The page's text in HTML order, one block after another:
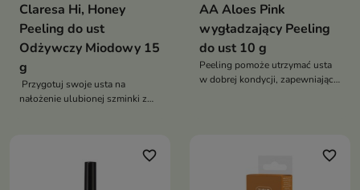
Claresa Hi, Honey
Peeling do ust
Odżywczy Miodowy 15
g
Przygotuj swoje usta na
nałożenie ulubionej szminki z
AA Aloes Pink
wygładzający Peeling
do ust 10 g
Peeling pomoże utrzymać usta
w dobrej kondycji, zapewniając
favorite_border favorite_border